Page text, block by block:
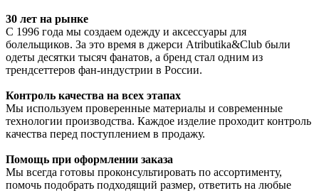
30 лет на рынке
С 1996 года мы создаем одежду и аксессуары для
болельщиков. За это время в джерси Atributika&Club были
одеты десятки тысяч фанатов, а бренд стал одним из
трендсеттеров фан-индустрии в России.
Контроль качества на всех этапах
Мы используем проверенные материалы и современные
технологии производства. Каждое изделие проходит контроль
качества перед поступлением в продажу.
Помощь при оформлении заказа
Мы всегда готовы проконсультировать по ассортименту,
помочь подобрать подходящий размер, ответить на любые